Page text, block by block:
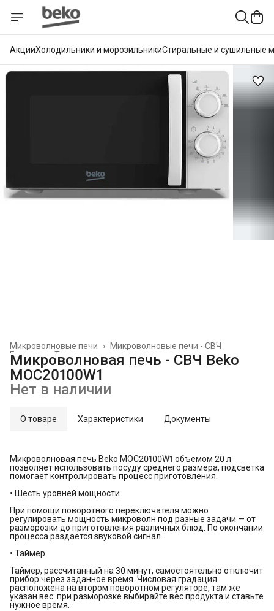
АкцииХолодильники и морозильникиСтиральные и сушильные
Микроволновые печи - СВЧ
Микроволновые печи
›
Техника для кухни
Главная
Микроволновая печь - СВЧ Beko
MOC20100W1
Нет в наличии
О товаре Характеристики Документы
Микроволновая печь Beko MOC20100W1 объемом 20 л
позволяет использовать посуду среднего размера, подсветка
помогает контролировать процесс приготовления.
• Шесть уровней мощности
При помощи поворотного переключателя можно
регулировать мощность микроволн под разные задачи — от
разморозки до приготовления различных блюд. По окончании
процесса раздается звуковой сигнал.
• Таймер
Таймер, рассчитанный на 30 минут, самостоятельно отключит
прибор через заданное время. Числовая градация
расположена на втором поворотном регуляторе, там же
указан вес: при разморозке выбирайте вес продукта и ставьте
нужное время.